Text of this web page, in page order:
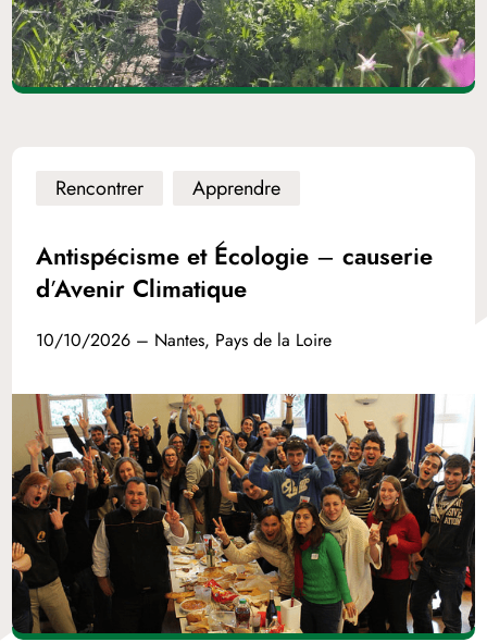
Rencontrer Apprendre
Antispécisme et Écologie – causerie
d’Avenir Climatique
10/10/2026 – Nantes, Pays de la Loire